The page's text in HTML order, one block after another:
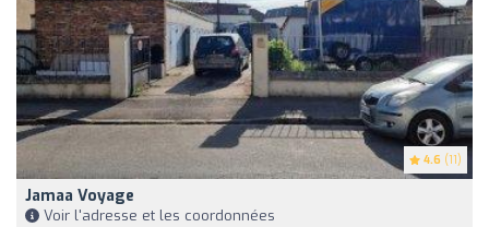
4.6 (11)
Jamaa Voyage
Voir l'adresse et les coordonnées